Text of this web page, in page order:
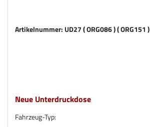
Artikelnummer: UD27 ( ORG086 ) ( ORG151
Neue Unterdruckdose
Fahrzeug-Typ: